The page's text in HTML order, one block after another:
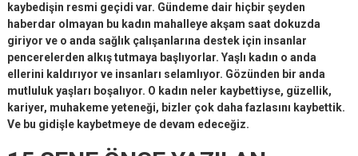
kaybedişin resmi geçidi var. Gündeme dair hiçbir şeyden
haberdar olmayan bu kadın mahalleye akşam saat dokuzda
giriyor ve o anda sağlık çalışanlarına destek için insanlar
pencerelerden alkış tutmaya başlıyorlar. Yaşlı kadın o anda
ellerini kaldırıyor ve insanları selamlıyor. Gözünden bir anda
mutluluk yaşları boşalıyor. O kadın neler kaybettiyse, güzellik,
kariyer, muhakeme yeteneği, bizler çok daha fazlasını kaybettik.
Ve bu gidişle kaybetmeye de devam edeceğiz.